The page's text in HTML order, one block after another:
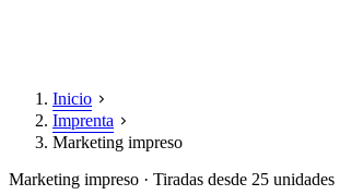
Inicio
Imprenta
Marketing impreso
Marketing impreso · Tiradas desde 25 unidades